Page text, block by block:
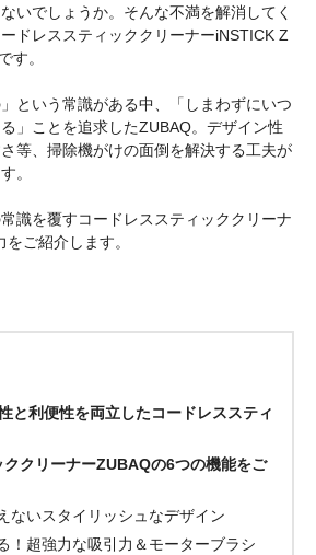
いでしょうか。そんな不満を解消してく
ドレススティッククリーナーiNSTICK Z
す。
という常識がある中、「しまわずにいつ
」ことを追求したZUBAQ。デザイン性
等、掃除機がけの面倒を解決する工夫が
。
識を覆すコードレススティッククリーナ
ご紹介します。
と利便性を両立したコードレススティ
ククリーナーZUBAQの6つの機能をご
ないスタイリッシュなデザイン
！超強力な吸引力＆モーターブラシ